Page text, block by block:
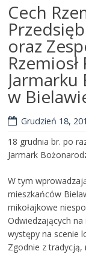
Cech
oraz
w
Grudzień 18,
18 grudnia br. po
Jarmark
W tym
mieszkańców
mikołajkowe
Odwiedzających
występy na scenie
Zgodnie z tradycją,